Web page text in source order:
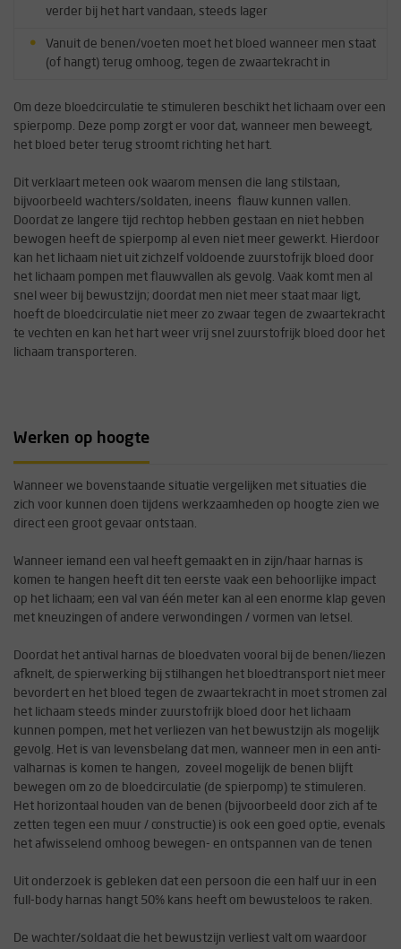
verder bij het hart vandaan, steeds lager
Vanuit de benen/voeten moet het bloed wanneer men staat
(of hangt) terug omhoog, tegen de zwaartekracht in
Om deze bloedcirculatie te stimuleren beschikt het lichaam over een
spierpomp. Deze pomp zorgt er voor dat, wanneer men beweegt,
het bloed beter terug stroomt richting het hart.
Dit verklaart meteen ook waarom mensen die lang stilstaan,
bijvoorbeeld wachters/soldaten, ineens flauw kunnen vallen.
Doordat ze langere tijd rechtop hebben gestaan en niet hebben
bewogen heeft de spierpomp al even niet meer gewerkt. Hierdoor
kan het lichaam niet uit zichzelf voldoende zuurstofrijk bloed door
het lichaam pompen met flauwvallen als gevolg. Vaak komt men al
snel weer bij bewustzijn; doordat men niet meer staat maar ligt,
hoeft de bloedcirculatie niet meer zo zwaar tegen de zwaartekracht
te vechten en kan het hart weer vrij snel zuurstofrijk bloed door het
lichaam transporteren.
Werken op hoogte
Wanneer we bovenstaande situatie vergelijken met situaties die
zich voor kunnen doen tijdens werkzaamheden op hoogte zien we
direct een groot gevaar ontstaan.
Wanneer iemand een val heeft gemaakt en in zijn/haar harnas is
komen te hangen heeft dit ten eerste vaak een behoorlijke impact
op het lichaam; een val van één meter kan al een enorme klap geven
met kneuzingen of andere verwondingen / vormen van letsel.
Doordat het antival harnas de bloedvaten vooral bij de benen/liezen
afknelt, de spierwerking bij stilhangen het bloedtransport niet meer
bevordert en het bloed tegen de zwaartekracht in moet stromen zal
het lichaam steeds minder zuurstofrijk bloed door het lichaam
kunnen pompen, met het verliezen van het bewustzijn als mogelijk
gevolg. Het is van levensbelang dat men, wanneer men in een anti-
valharnas is komen te hangen, zoveel mogelijk de benen blijft
bewegen om zo de bloedcirculatie (de spierpomp) te stimuleren.
Het horizontaal houden van de benen (bijvoorbeeld door zich af te
zetten tegen een muur / constructie) is ook een goed optie, evenals
het afwisselend omhoog bewegen- en ontspannen van de tenen
Uit onderzoek is gebleken dat een persoon die een half uur in een
full-body harnas hangt 50% kans heeft om bewusteloos te raken.
De wachter/soldaat die het bewustzijn verliest valt om waardoor